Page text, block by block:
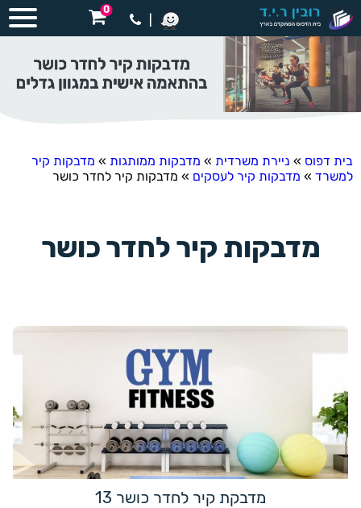
0
בית דפוס » ניירת משרדית » מדבקות ממותגות » מדבקות קיר
למשרד » מדבקות קיר לעסקים » מדבקות קיר לחדר כושר
מדבקות קיר לחדר כושר
מדבקת קיר לחדר כושר 13